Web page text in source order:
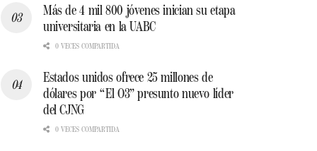
Más de 4 mil 800 jóvenes inician su etapa
universitaria en la UABC
0 VECES COMPARTIDA
Estados unidos ofrece 25 millones de
dólares por “El O3” presunto nuevo líder
del CJNG
0 VECES COMPARTIDA